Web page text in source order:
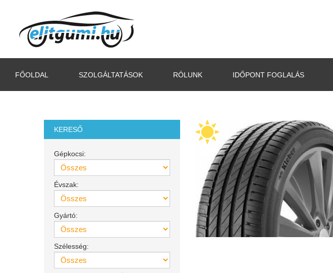
FŐOLDAL SZOLGÁLTATÁSOK RÓLUNK IDŐPONT FOGLALÁS
KERESŐ
Gépkocsi:
Évszak:
Gyártó:
Szélesség: